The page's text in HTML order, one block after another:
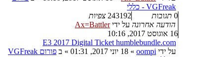
VGFreak - כללי
0 תגובות 243192 צפיות
הודעה אחרונה על ידיAx=Battler
16 אוגוסט 2017, 10:16
E3 2017 Digital Ticket humblebundle.com
על ידי oompi
» 18 יוני 2017, 01:31 » ב
פורום VGFreak